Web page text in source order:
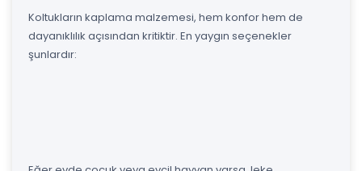
Koltukların kaplama malzemesi, hem konfor hem de
dayanıklılık açısından kritiktir. En yaygın seçenekler
şunlardır: